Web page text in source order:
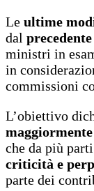
Le ultime
dal
ministri in
in
commissioni
L’obiettivo
maggiormente
che da più
criticità e
parte dei